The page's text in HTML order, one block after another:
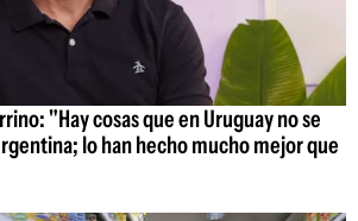
"Hay cosas que en Uruguay no se
lo han hecho mucho mejor que